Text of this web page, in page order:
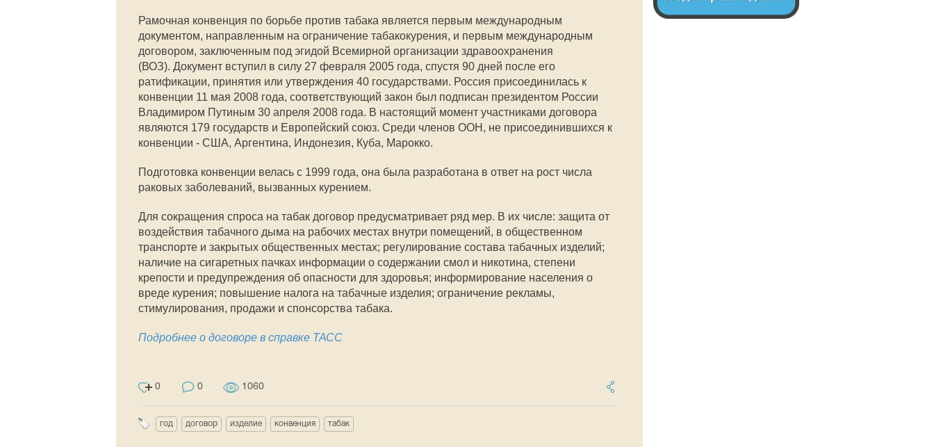
Рамочная конвенция по борьбе против табака является первым международным
документом, направленным на ограничение табакокурения, и первым международным
договором, заключенным под эгидой Всемирной организации здравоохранения
(ВОЗ). Документ вступил в силу 27 февраля 2005 года, спустя 90 дней после его
ратификации, принятия или утверждения 40 государствами. Россия присоединилась к
конвенции 11 мая 2008 года, соответствующий закон был подписан президентом России
Владимиром Путиным 30 апреля 2008 года. В настоящий момент участниками договора
являются 179 государств и Европейский союз. Среди членов ООН, не присоединившихся к
конвенции - США, Аргентина, Индонезия, Куба, Марокко.
Подготовка конвенции велась с 1999 года, она была разработана в ответ на рост числа
раковых заболеваний, вызванных курением.
Для сокращения спроса на табак договор предусматривает ряд мер. В их числе: защита от
воздействия табачного дыма на рабочих местах внутри помещений, в общественном
транспорте и закрытых общественных местах; регулирование состава табачных изделий;
наличие на сигаретных пачках информации о содержании смол и никотина, степени
крепости и предупреждения об опасности для здоровья; информирование населения о
вреде курения; повышение налога на табачные изделия; ограничение рекламы,
стимулирования, продажи и спонсорства табака.
Подробнее о договоре в справке ТАСС
0 0 1060
год договор изделие конвенция табак